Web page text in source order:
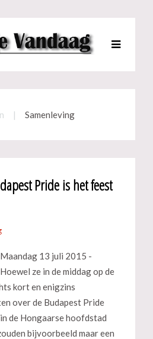
Samenleving
Pride is het feest
Maandag 13 juli 2015 -
Hoewel ze in de middag op de
kort en enigzins
over de Budapest Pride
de Hongaarse hoofdstad
bijvoorbeeld maar een